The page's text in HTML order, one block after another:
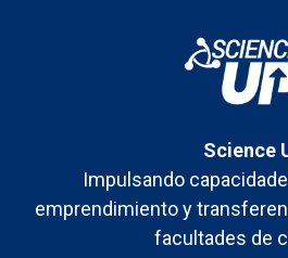
Science
Impulsando
emprendimiento y
facultades de